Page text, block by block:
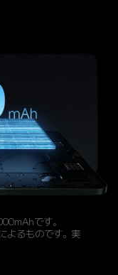
です。
よるものです。実